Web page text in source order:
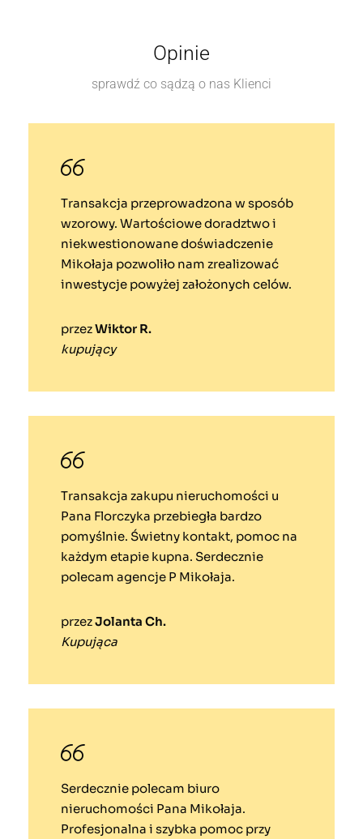
Opinie
sprawdź co sądzą o nas Klienci
Transakcja przeprowadzona w sposób
wzorowy. Wartościowe doradztwo i
niekwestionowane doświadczenie
Mikołaja pozwoliło nam zrealizować
inwestycje powyżej założonych celów.
przezWiktor R.
kupujący
Transakcja zakupu nieruchomości u
Pana Florczyka przebiegła bardzo
pomyślnie. Świetny kontakt, pomoc na
każdym etapie kupna. Serdecznie
polecam agencje P Mikołaja.
przezJolanta Ch.
Kupująca
Serdecznie polecam biuro
nieruchomości Pana Mikołaja.
Profesjonalna i szybka pomoc przy